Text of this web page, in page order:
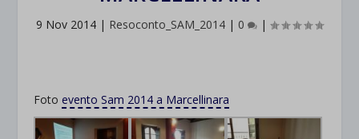
9 Nov 2014 | Resoconto_SAM_2014 | 0 |
Fotoevento Sam 2014 a Marcellinara